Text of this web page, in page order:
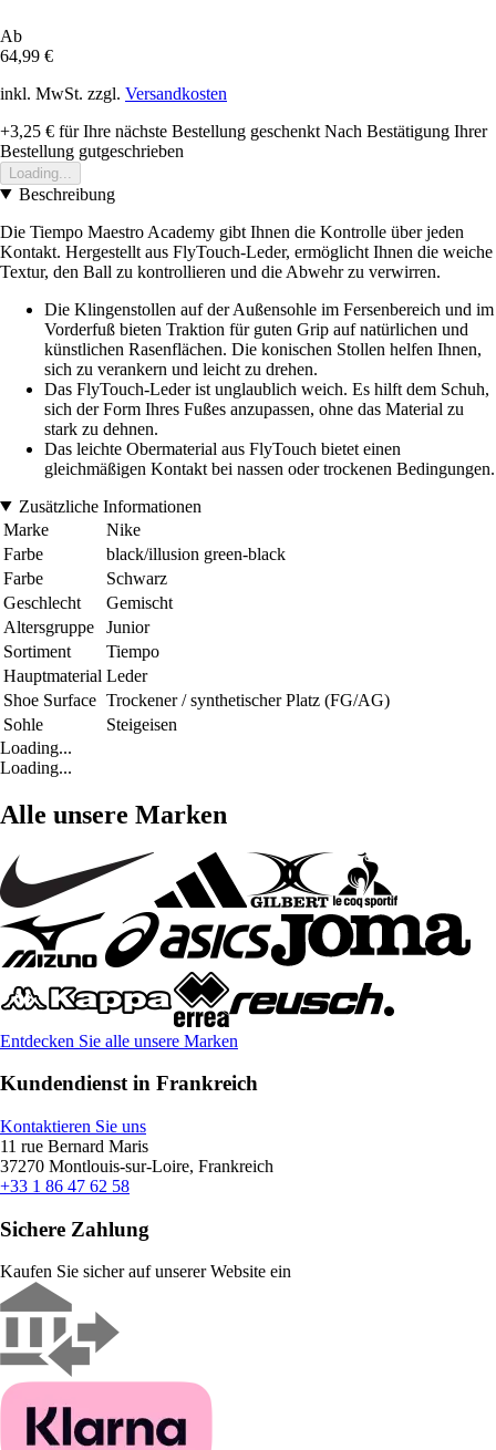
Ab
64,99 €
inkl. MwSt. zzgl. Versandkosten
+3,25 € für Ihre nächste Bestellung geschenkt Nach Bestätigung Ihrer
Bestellung gutgeschrieben
Loading...
Beschreibung
Die Tiempo Maestro Academy gibt Ihnen die Kontrolle über jeden
Kontakt. Hergestellt aus FlyTouch-Leder, ermöglicht Ihnen die weiche
Textur, den Ball zu kontrollieren und die Abwehr zu verwirren.
Die Klingenstollen auf der Außensohle im Fersenbereich und im
Vorderfuß bieten Traktion für guten Grip auf natürlichen und
künstlichen Rasenflächen. Die konischen Stollen helfen Ihnen,
sich zu verankern und leicht zu drehen.
Das FlyTouch-Leder ist unglaublich weich. Es hilft dem Schuh,
sich der Form Ihres Fußes anzupassen, ohne das Material zu
stark zu dehnen.
Das leichte Obermaterial aus FlyTouch bietet einen
gleichmäßigen Kontakt bei nassen oder trockenen Bedingungen.
Zusätzliche Informationen
Marke
Nike
Farbe
black/illusion green-black
Farbe
Schwarz
Geschlecht
Gemischt
Altersgruppe
Junior
Sortiment
Tiempo
Hauptmaterial Leder
Shoe Surface Trockener / synthetischer Platz (FG/AG)
Sohle
Steigeisen
Loading...
Loading...
Alle unsere Marken
Entdecken Sie alle unsere Marken
Kundendienst in Frankreich
Kontaktieren Sie uns
11 rue Bernard Maris
37270 Montlouis-sur-Loire, Frankreich
+33 1 86 47 62 58
Sichere Zahlung
Kaufen Sie sicher auf unserer Website ein